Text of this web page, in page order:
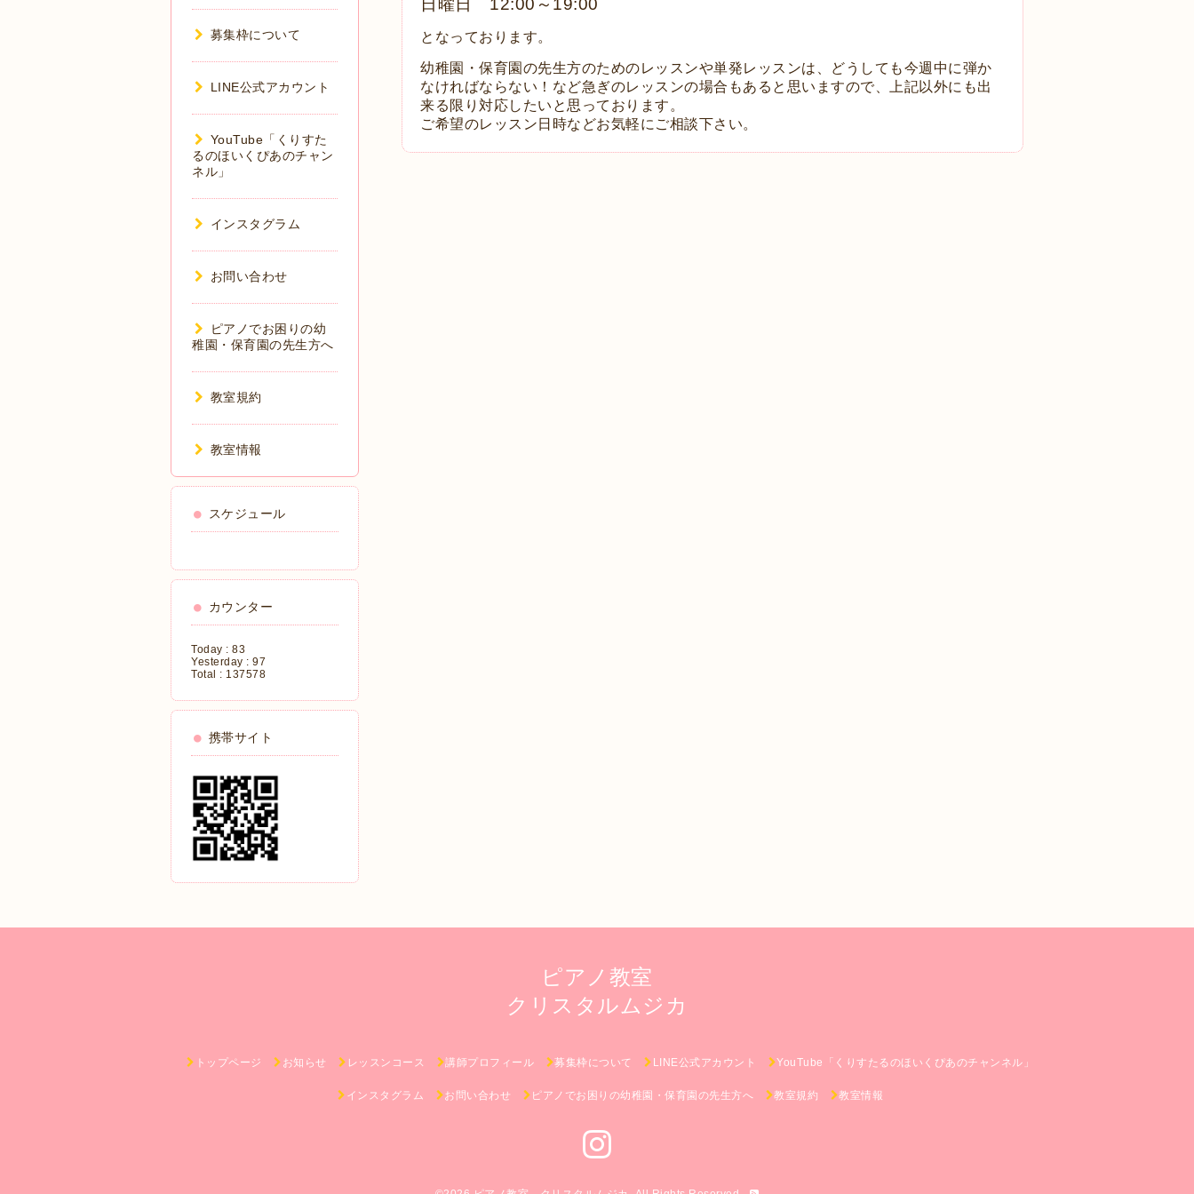
日曜日 12:00～19:00
となっております。
幼稚園・保育園の先生方のためのレッスンや単発レッスンは、どうしても今週中に弾か
なければならない！など急ぎのレッスンの場合もあると思いますので、上記以外にも出
来る限り対応したいと思っております。
ご希望のレッスン日時などお気軽にご相談下さい。
募集枠について
LINE公式アカウント
YouTube「くりすた
るのほいくぴあのチャン
ネル」
インスタグラム
お問い合わせ
ピアノでお困りの幼
稚園・保育園の先生方へ
教室規約
教室情報
スケジュール
カウンター
Today : 83
Yesterday : 97
Total : 137578
携帯サイト
ピアノ教室
クリスタルムジカ
トップページ お知らせ レッスンコース 講師プロフィール 募集枠について LINE公式アカウント YouTube「くりすたるのほいくぴあのチャンネル」
インスタグラム お問い合わせ ピアノでお困りの幼稚園・保育園の先生方へ 教室規約 教室情報